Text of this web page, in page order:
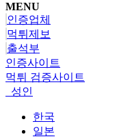
MENU
인증업체
먹튀제보
출석부
인증사이트
먹튀 검증사이트
성인
한국
일본